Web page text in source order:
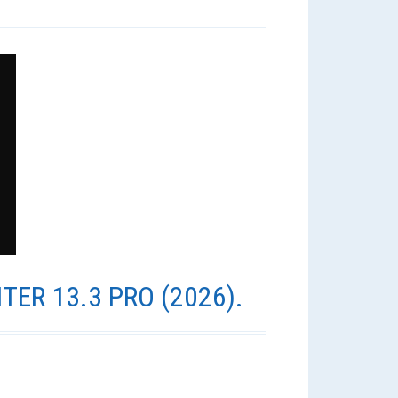
13.3 PRO (2026).